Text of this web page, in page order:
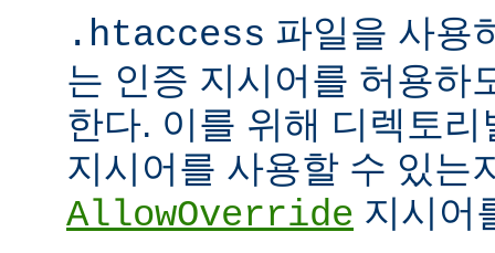
.htaccess 파일을 사용
는 인증 지시어를 허용하
한다. 이를 위해 디렉토
지시어를 사용할 수 있는
AllowOverride 지시어